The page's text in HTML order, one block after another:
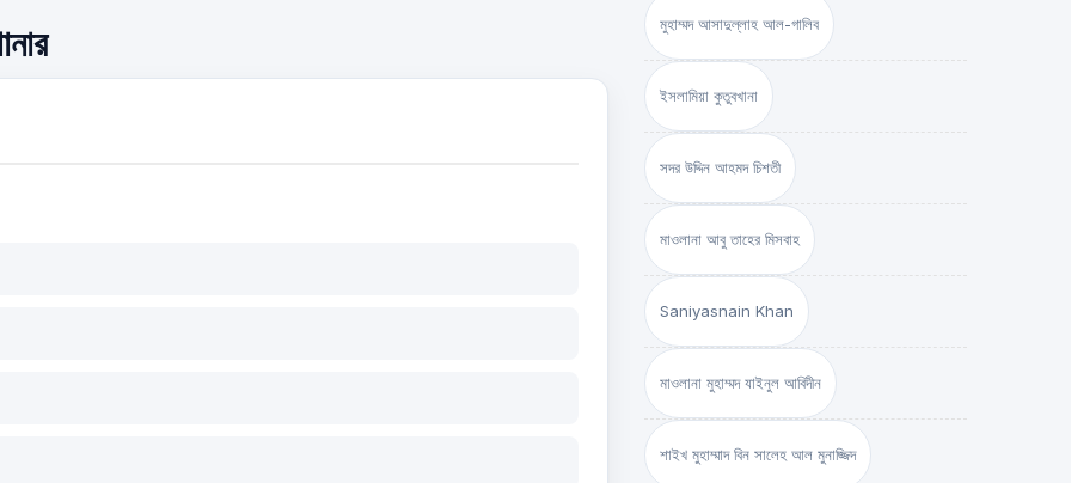
মুহাম্মদ আসাদুল্লাহ আল-গালিব
ইসলামিয়া কুতুবখানা
সদর উদ্দিন আহমদ চিশতী
মাওলানা আবু তাহের মিসবাহ
Saniyasnain Khan
মাওলানা মুহাম্মদ যাইনুল আবিদীন
শাইখ মুহাম্মাদ বিন সালেহ আল মুনাজ্জিদ